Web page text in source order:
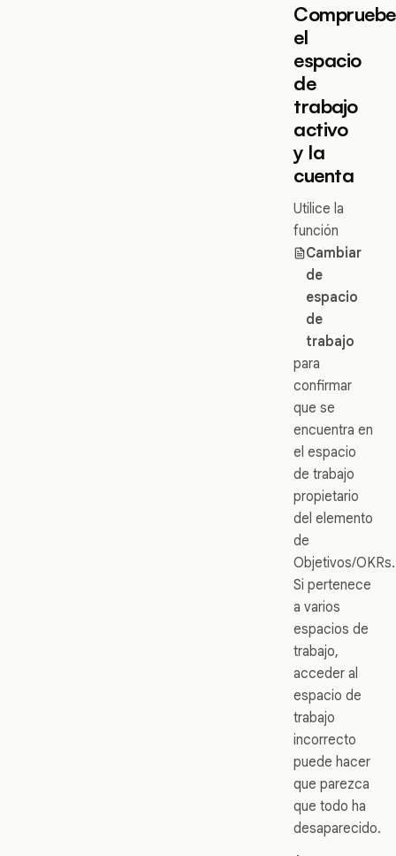
Compruebe
el
espacio
de
trabajo
activo
y la
cuenta
Utilice la
función
Cambiar
de
espacio
de
trabajo
para
confirmar
que se
encuentra en
el espacio
de trabajo
propietario
del elemento
de
Objetivos/OKRs.
Si pertenece
a varios
espacios de
trabajo,
acceder al
espacio de
trabajo
incorrecto
puede hacer
que parezca
que todo ha
desaparecido.